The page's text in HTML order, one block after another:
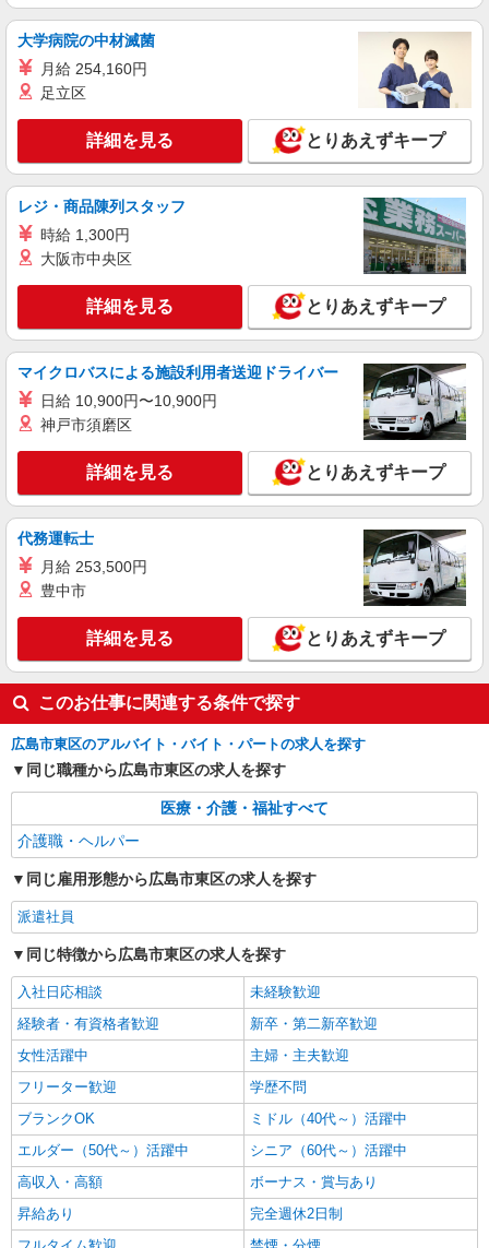
キープ 詳細を見る
派遣社員
株式会社kotrio /●HR-H-1953229
戸坂駅｜小さなグループホームで家事や生活
のサポート！
時給1450円〜1937円 ＜日払い有/週払い有/交
通費全支給(ガソリン代含む)＞
広島市東区戸坂など
キープ 詳細を見る
NEW
社会貢献度◎まちの障がいデイで見守りやお
手伝い♪戸坂駅
時給1350円〜1937円 ＜日払い有/週払い有/交
キープ 詳細を見る
派遣社員
株式会社kotrio /●HR-H-2156786
NEW
＼無資格・未経験から始める／看護師さんの
時給1350円〜1937円 ＜日払い有/週払い有/交
通費全支給(ガソリン代含む)＞
広島市東区戸坂など
派遣社員
株式会社kotrio /●HR-H-2077481
向かう先は笑顔の待つ場所！デイサービスの
時給1350円〜1937円 ＜日払い有/週払い有/交
キープ
大学病院の中材滅菌
月給 254,160円
足立区
詳細を見る とりあえずキープ
レジ・商品陳列スタッフ
時給 1,300円
大阪市中央区
詳細を見る とりあえずキープ
マイクロバスによる施設利用者送迎ドライバー
日給 10,900円〜10,900円
神戸市須磨区
詳細を見る とりあえずキープ
代務運転士
月給 253,500円
豊中市
詳細を見る とりあえずキープ
このお仕事に関連する条件で探す
広島市東区のアルバイト・バイト・パートの求人を探す
同じ職種から広島市東区の求人を探す
医療・介護・福祉すべて
介護職・ヘルパー
同じ雇用形態から広島市東区の求人を探す
派遣社員
同じ特徴から広島市東区の求人を探す
入社日応相談
未経験歓迎
経験者・有資格者歓迎
新卒・第二新卒歓迎
女性活躍中
主婦・主夫歓迎
フリーター歓迎
学歴不問
ブランクOK
ミドル（40代～）活躍中
エルダー（50代～）活躍中
シニア（60代～）活躍中
高収入・高額
ボーナス・賞与あり
昇給あり
完全週休2日制